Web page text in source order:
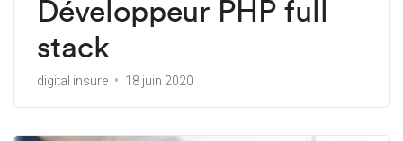
Développeur PHP full
stack
digital insure 18 juin 2020